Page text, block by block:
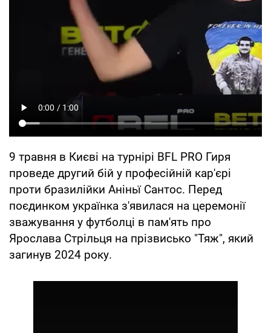
9 травня в Києві на турнірі BFL PRO Гиря
проведе другий бій у професійній кар'єрі
проти бразилійки Аніньї Сантос. Перед
поєдинком українка з'явилася на церемонії
зважування у футболці в пам'ять про
Ярослава Стрільця на прізвисько "Тяж", який
загинув 2024 року.